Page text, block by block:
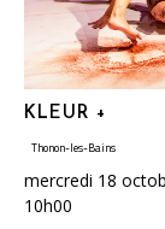
KLEUR +
Thonon-les-Bains
mercredi 18
10h00